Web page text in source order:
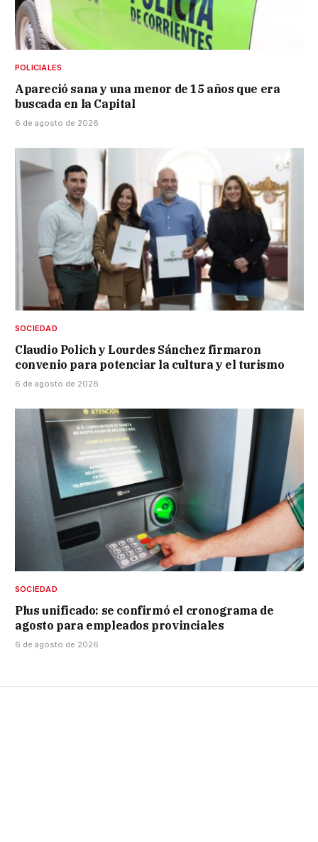
POLICIALES
Apareció sana y una menor de 15 años que era
buscada en la Capital
6 de agosto de 2026
SOCIEDAD
Claudio Polich y Lourdes Sánchez firmaron
convenio para potenciar la cultura y el turismo
6 de agosto de 2026
SOCIEDAD
Plus unificado: se confirmó el cronograma de
agosto para empleados provinciales
6 de agosto de 2026